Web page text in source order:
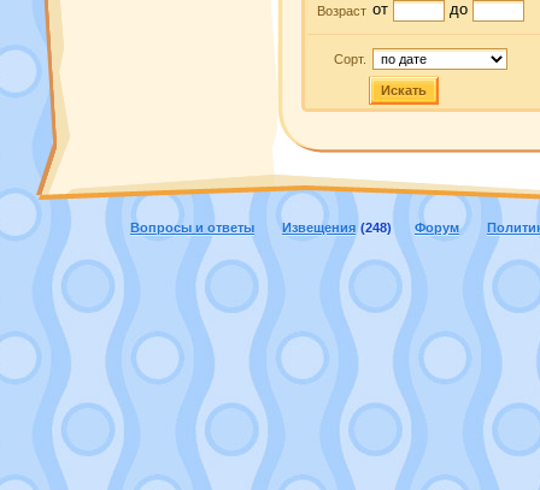
Возраст от до
Сорт.
Искать
Вопросы и ответы Извещения (248) Форум